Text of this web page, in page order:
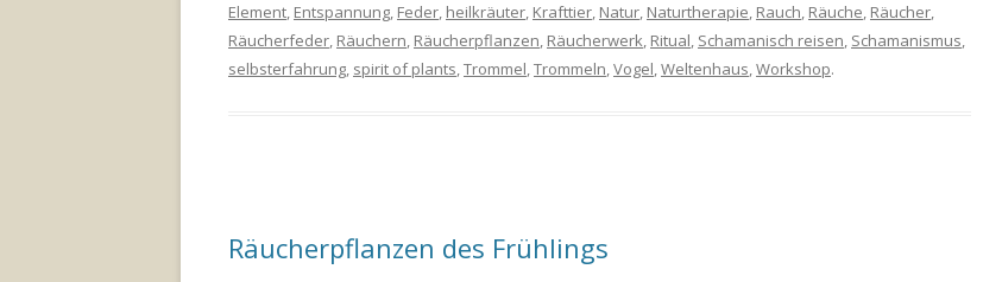
Element, Entspannung, Feder, heilkräuter, Krafttier, Natur, Naturtherapie, Rauch, Räuche, Räucher,
Räucherfeder, Räuchern, Räucherpflanzen, Räucherwerk, Ritual, Schamanisch reisen, Schamanismus,
selbsterfahrung, spirit of plants,Trommel,Trommeln,Vogel,Weltenhaus,Workshop.
Räucherpflanzen des Frühlings